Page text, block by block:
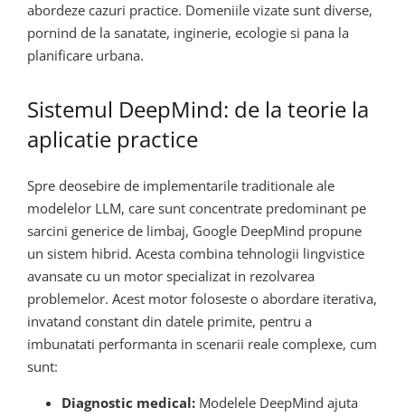
abordeze cazuri practice. Domeniile vizate sunt diverse,
pornind de la sanatate, inginerie, ecologie si pana la
planificare urbana.
Sistemul DeepMind: de la teorie la
aplicatie practice
Spre deosebire de implementarile traditionale ale
modelelor LLM, care sunt concentrate predominant pe
sarcini generice de limbaj, Google DeepMind propune
un sistem hibrid. Acesta combina tehnologii lingvistice
avansate cu un motor specializat in rezolvarea
problemelor. Acest motor foloseste o abordare iterativa,
invatand constant din datele primite, pentru a
imbunatati performanta in scenarii reale complexe, cum
sunt:
Diagnostic medical: Modelele DeepMind ajuta